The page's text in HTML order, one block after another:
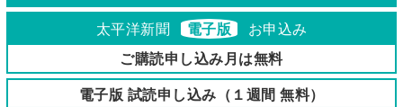
太平洋新聞 電子版
お申込み
ご購読申し込み月は無料
電子版 試読申し込み（１週間 無料）